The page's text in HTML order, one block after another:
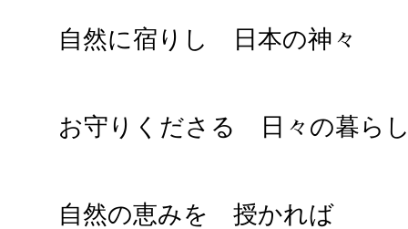
自然に宿りし 日本の神々
お守りくださる 日々の暮ら
自然の恵みを 授かれば